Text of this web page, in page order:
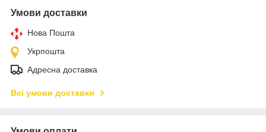
Умови доставки
Нова Пошта
Укрпошта
Адресна доставка
Всі умови доставки